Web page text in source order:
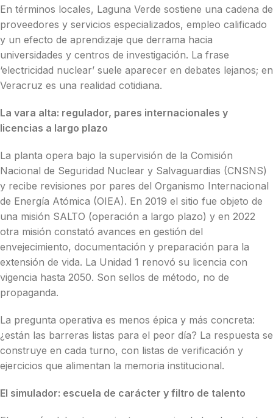
En términos locales, Laguna Verde sostiene una cadena de
proveedores y servicios especializados, empleo calificado
y un efecto de aprendizaje que derrama hacia
universidades y centros de investigación. La frase
‘electricidad nuclear’ suele aparecer en debates lejanos; en
Veracruz es una realidad cotidiana.
La vara alta: regulador, pares internacionales y
licencias a largo plazo
La planta opera bajo la supervisión de la Comisión
Nacional de Seguridad Nuclear y Salvaguardias (CNSNS)
y recibe revisiones por pares del Organismo Internacional
de Energía Atómica (OIEA). En 2019 el sitio fue objeto de
una misión SALTO (operación a largo plazo) y en 2022
otra misión constató avances en gestión del
envejecimiento, documentación y preparación para la
extensión de vida. La Unidad 1 renovó su licencia con
vigencia hasta 2050. Son sellos de método, no de
propaganda.
La pregunta operativa es menos épica y más concreta:
¿están las barreras listas para el peor día? La respuesta se
construye en cada turno, con listas de verificación y
ejercicios que alimentan la memoria institucional.
El simulador: escuela de carácter y filtro de talento